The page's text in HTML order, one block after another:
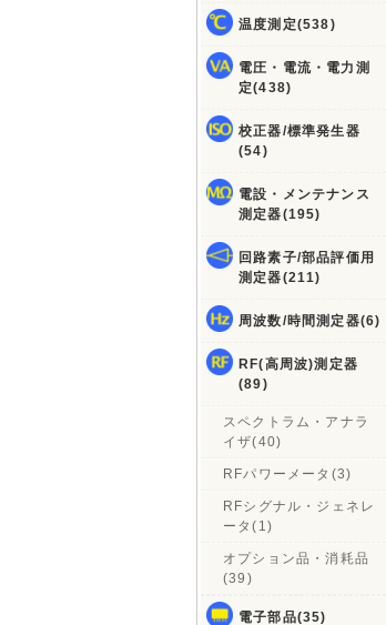
温度測定(538)
電圧・電流・電力測
定(438)
校正器/標準発生器
(54)
電設・メンテナンス
測定器(195)
回路素子/部品評価用
測定器(211)
周波数/時間測定器(6)
RF(高周波)測定器
(89)
スペクトラム・アナラ
イザ(40)
RFパワーメータ(3)
RFシグナル・ジェネレ
ータ(1)
オプション品・消耗品
(39)
電子部品(35)